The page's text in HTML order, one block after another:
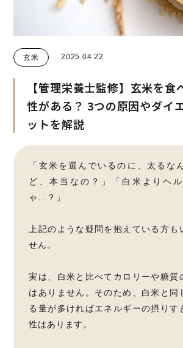
玄米 2025.04.22
【管理栄養士監修】玄米を食
性がある？ 3つの原因やダイ
ットを解説
「玄米を選んでいるのに、太るな
ど、本当なの？」「白米よりヘ
ゃ…？」
上記のような疑問を抱えている方も
せん。
実は、白米と比べてカロリーや糖質
はありません。そのため、白米と同
る量が多ければエネルギーの摂りす
性はあります。